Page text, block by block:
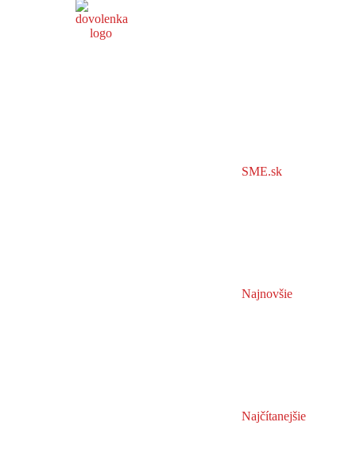
SME.sk
Najnovšie
Najčítanejšie